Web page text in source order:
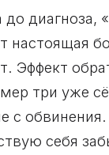
диагноза,
настоящая
Эффект
три уже
с
себя